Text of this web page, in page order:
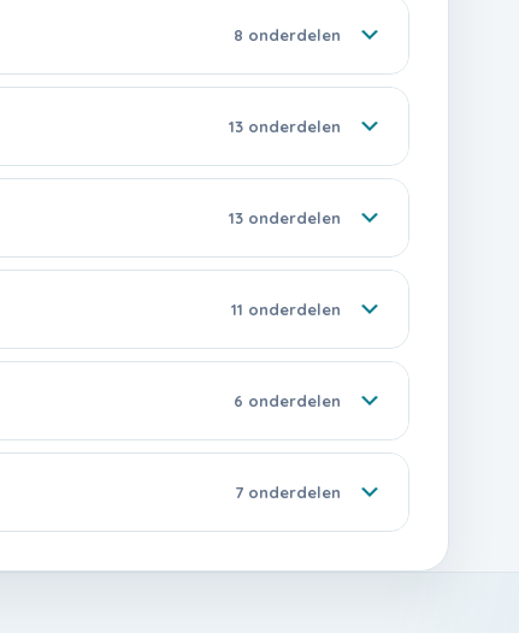
8 onderdelen
13 onderdelen
13 onderdelen
11 onderdelen
6 onderdelen
7 onderdelen